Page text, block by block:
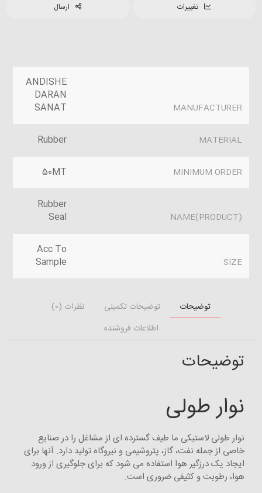
تغییرات ارسال
MANUFACTURER
ANDISHE
DARAN
SANAT
MATERIAL
Rubber
MINIMUM ORDER
50MT
(PRODUCT)NAME
Rubber
Seal
SIZE
Acc To
Sample
توضیحات توضیحات تکمیلی
نظرات (0)
اطلاعات فروشنده
توضیحات
نوار طولی
نوار طولی لاستیکی ما طیف گسترده ای از مشاغل را در صنایع
خاصی از جمله نفت، گاز، پتروشیمی و نیروگاه تولید دارد. آنها برای
ایجاد یک درزگیر هوا استفاده می شود که برای جلوگیری از ورود
هوا، رطوبت و کثیفی ضروری است.